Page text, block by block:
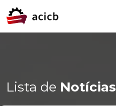
Lista de Notícias